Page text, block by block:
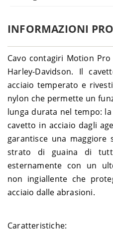
INFORMAZIONI
Cavo contagiri Motion
Harley-Davidson. Il
acciaio temperato e
nylon che permette un
lunga durata nel tempo:
cavetto in acciaio dagli
garantisce una maggiore
strato di guaina di
esternamente con un
non ingiallente che
acciaio dalle abrasioni.
Caratteristiche: